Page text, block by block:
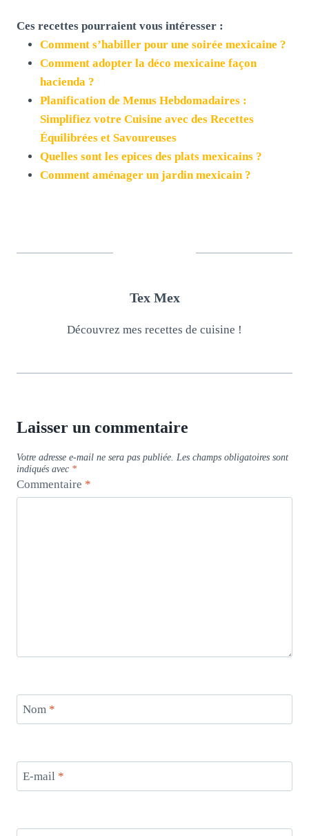
Ces recettes pourraient vous intéresser :
Comment s’habiller pour une soirée mexicaine ?
Comment adopter la déco mexicaine façon
hacienda ?
Planification de Menus Hebdomadaires :
Simplifiez votre Cuisine avec des Recettes
Équilibrées et Savoureuses
Quelles sont les epices des plats mexicains ?
Comment aménager un jardin mexicain ?
Tex Mex
Découvrez mes recettes de cuisine !
Laisser un commentaire
Votre adresse e-mail ne sera pas publiée. Les champs obligatoires sont
indiqués avec *
Commentaire *
Nom *
E-mail *